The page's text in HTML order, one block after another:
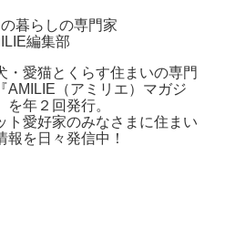
暮らしの専門家
編集部
・愛猫とくらす住まいの専門
AMILIE（アミリエ）マガジ
を年２回発行。
ト愛好家のみなさまに住まい
報を日々発信中！